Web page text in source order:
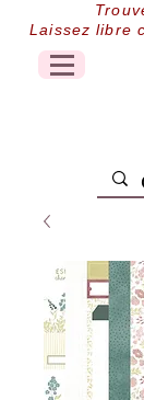
Laissez libre